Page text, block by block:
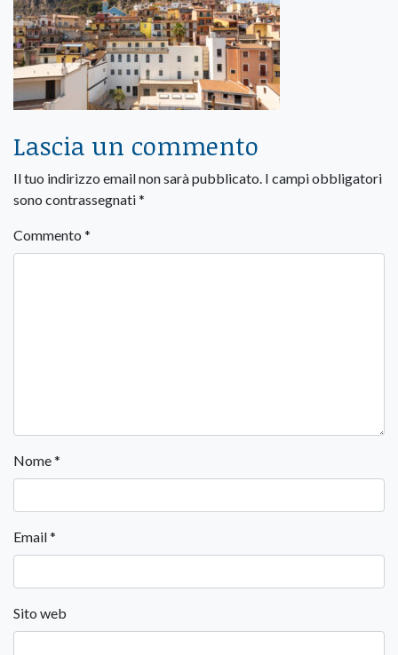
Lascia un commento
Il tuo indirizzo email non sarà pubblicato. I campi obbligatori
sono contrassegnati*
Commento *
Nome*
Email*
Sito web